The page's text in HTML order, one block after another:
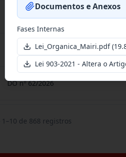
POR nº 160/2026
DO nº 63/2026
DO nº 62/2026
1 –10 de 868 registros
Documentos e Anexos
Fases Internas
Lei_Organica_Mairi.pdf
Lei 903-2021 - Altera o